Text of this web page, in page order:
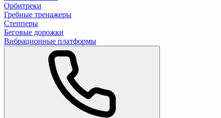
Орбитреки
Гребные тренажеры
Степперы
Беговые дорожки
Вибрационные платформы